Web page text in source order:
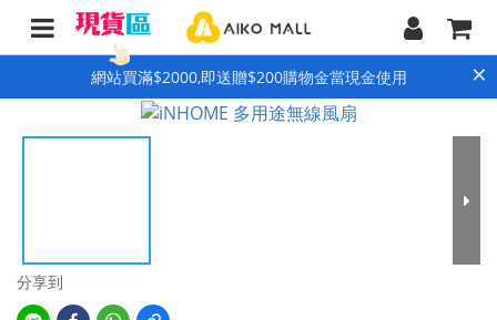
網站買滿$2000,即送贈$200購物金當現金使用 ×
分享到